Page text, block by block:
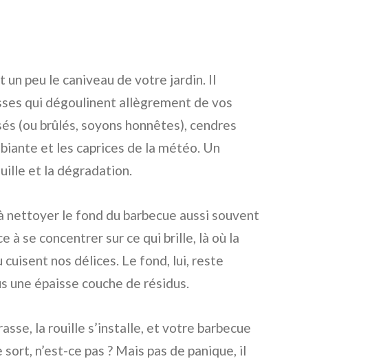
un peu le caniveau de votre jardin. Il
qui dégoulinent allègrement de vos
(ou brûlés, soyons honnêtes), cendres
et les caprices de la météo. Un
et la dégradation.
nettoyer le fond du barbecue aussi souvent
à se concentrer sur ce qui brille, là où la
nos délices. Le fond, lui, reste
une épaisse couche de résidus.
la rouille s’installe, et votre barbecue
n’est-ce pas ? Mais pas de panique, il